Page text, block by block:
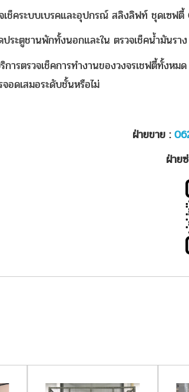
เช็คระบบเบรคและอุปกรณ์ สลิงลิฟท์ ชุดเซ
ประตูชานพักทั้งนอกและใน ตรวจเช็คน้ำมันร
การตรวจเช็คการทำงานของวงจรเชฟตี้ทั้
อดเสมอระดับชั้นหรือไม่
ฝ่ายขาย :
ฝ่าย